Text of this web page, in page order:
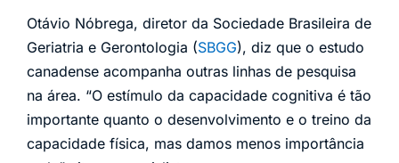
Otávio Nóbrega, diretor da Sociedade Brasileira de
Geriatria e Gerontologia (SBGG), diz que o estudo
canadense acompanha outras linhas de pesquisa
na área. “O estímulo da capacidade cognitiva é tão
importante quanto o desenvolvimento e o treino da
capacidade física, mas damos menos importância